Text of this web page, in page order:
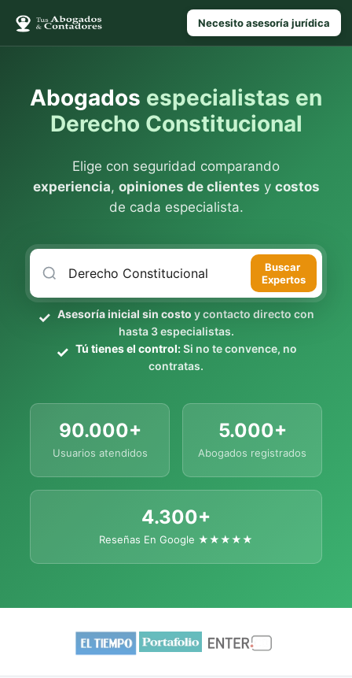
Necesito asesoría jurídica
Abogados especialistas en
Derecho Constitucional
Elige con seguridad comparando
experiencia, opiniones de clientes y costos
de cada especialista.
Buscar
Expertos
Asesoría inicial sin costo y contacto directo con
hasta 3 especialistas.
Tú tienes el control:Si no te convence, no
contratas.
90.000+
Usuarios atendidos
5.000+
Abogados registrados
4.300+
Reseñas En Google ★★★★★